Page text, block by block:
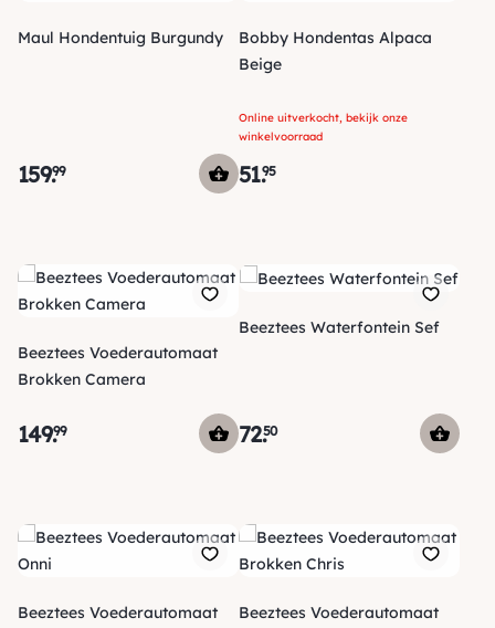
Maul Hondentuig Burgundy
159.99
Bobby Hondentas Alpaca
Beige
Online uitverkocht, bekijk onze
winkelvoorraad
51.95
Beeztees Voederautomaat
Brokken Camera
149.99
Beeztees Waterfontein Sef
72.50
Beeztees Voederautomaat
Beeztees Voederautomaat